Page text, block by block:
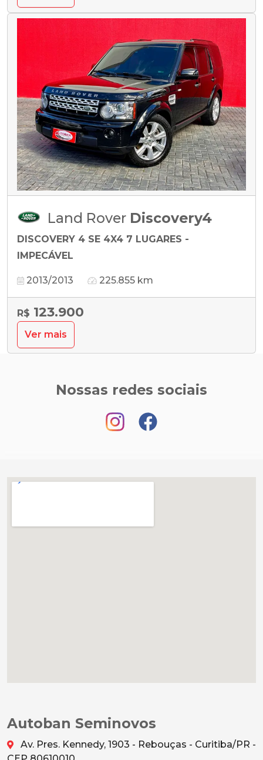
Land Rover Discovery4
DISCOVERY 4 SE 4X4 7 LUGARES -
IMPECÁVEL
2013/2013 225.855 km
R$ 123.900
Ver mais
Nossas redes sociais
Autoban Seminovos
Av. Pres. Kennedy, 1903 - Rebouças - Curitiba/PR -